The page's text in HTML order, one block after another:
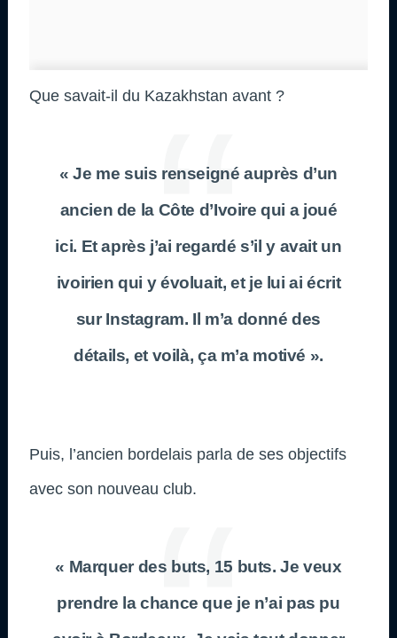
Que savait-il du Kazakhstan avant ?
« Je me suis renseigné auprès d’un
ancien de la Côte d’Ivoire qui a joué
ici. Et après j’ai regardé s’il y avait un
ivoirien qui y évoluait, et je lui ai écrit
sur Instagram. Il m’a donné des
détails, et voilà, ça m’a motivé ».
Puis, l’ancien bordelais parla de ses objectifs
avec son nouveau club.
« Marquer des buts, 15 buts. Je veux
prendre la chance que je n’ai pas pu